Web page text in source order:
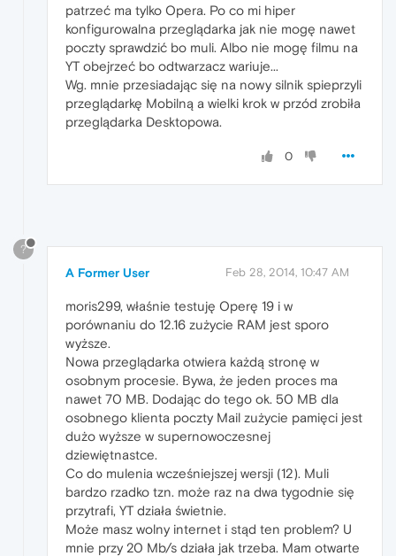
patrzeć ma tylko Opera. Po co mi hiper
konfigurowalna przeglądarka jak nie mogę nawet
poczty sprawdzić bo muli. Albo nie mogę filmu na
YT obejrzeć bo odtwarzacz wariuje...
Wg. mnie przesiadając się na nowy silnik spieprzyli
przeglądarkę Mobilną a wielki krok w przód zrobiła
przeglądarka Desktopowa.
0
?
A Former User Feb 28, 2014, 10:47 AM
moris299, właśnie testuję Operę 19 i w
porównaniu do 12.16 zużycie RAM jest sporo
wyższe.
Nowa przeglądarka otwiera każdą stronę w
osobnym procesie. Bywa, że jeden proces ma
nawet 70 MB. Dodając do tego ok. 50 MB dla
osobnego klienta poczty Mail zużycie pamięci jest
dużo wyższe w supernowoczesnej
dziewiętnastce.
Co do mulenia wcześniejszej wersji (12). Muli
bardzo rzadko tzn. może raz na dwa tygodnie się
przytrafi, YT działa świetnie.
Może masz wolny internet i stąd ten problem? U
mnie przy 20 Mb/s działa jak trzeba. Mam otwarte